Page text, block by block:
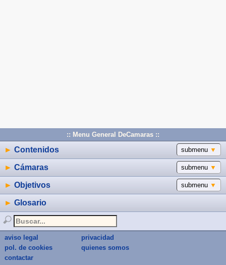
:: Menu General DeCamaras ::
submenu ▼
► Contenidos
submenu ▼
► Cámaras
submenu ▼
► Objetivos
► Glosario
aviso legal
privacidad
pol. de cookies
quienes somos
contactar